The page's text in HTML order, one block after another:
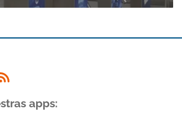
apps: